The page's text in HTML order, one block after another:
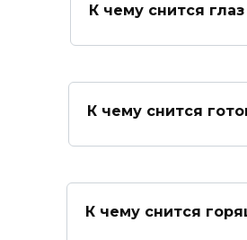
К чему снится
К чему снится
К чему снится